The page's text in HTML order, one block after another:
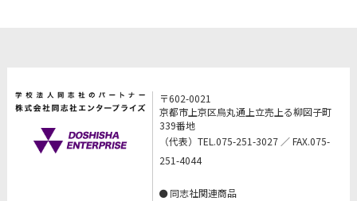
〒602-0021
京都市上京区烏丸通上立売上る柳図子町
339番地
（代表）TEL.075-251-3027 ／ FAX.075-
251-4044
同志社関連商品